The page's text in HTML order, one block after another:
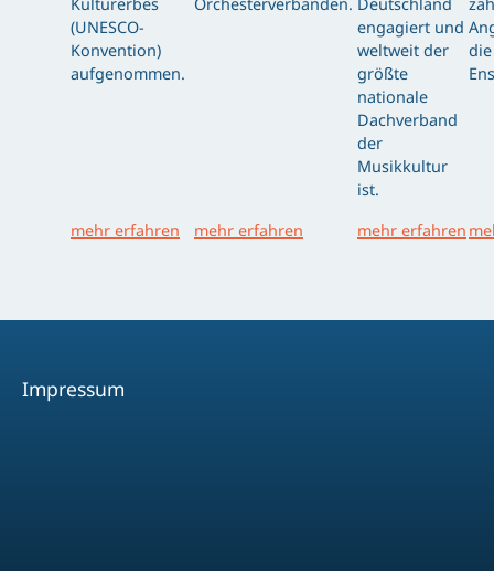
(UNESCO-
Konvention)
aufgenommen.
mehr erfahren mehr erfahren
engagiert und
weltweit der
größte
nationale
Dachverband
der
Musikkultur
ist.
mehr erfahren
die
Impressum